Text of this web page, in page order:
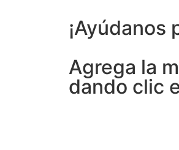
¡Ayúdanos
Agrega la
dando clic